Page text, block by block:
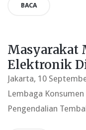
BACA
Masyarakat
Elektronik
Jakarta, 10
Lembaga
Pengendalian